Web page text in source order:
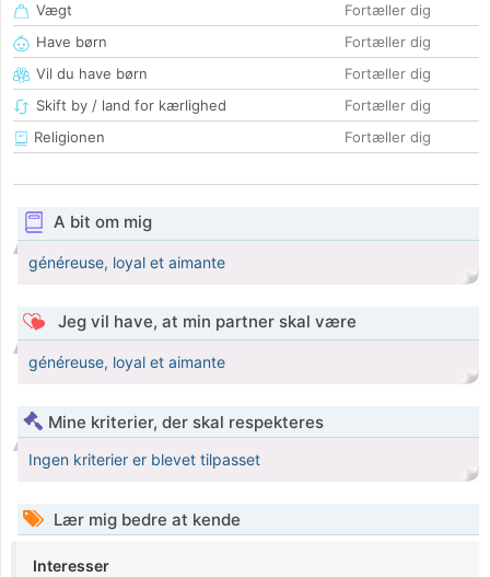
Vægt
Fortæller dig
Have børn
Fortæller dig
Vil du have børn
Fortæller dig
Skift by / land for kærlighed
Fortæller dig
Religionen
Fortæller dig
A bit om mig
généreuse, loyal et aimante
Jeg vil have, at min partner skal være
généreuse, loyal et aimante
Mine kriterier, der skal respekteres
Ingen kriterier er blevet tilpasset
Lær mig bedre at kende
Interesser